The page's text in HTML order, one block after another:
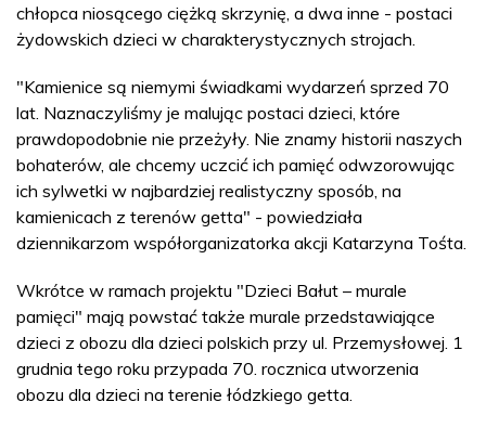
chłopca niosącego ciężką skrzynię, a dwa inne - postaci
żydowskich dzieci w charakterystycznych strojach.
"Kamienice są niemymi świadkami wydarzeń sprzed 70
lat. Naznaczyliśmy je malując postaci dzieci, które
prawdopodobnie nie przeżyły. Nie znamy historii naszych
bohaterów, ale chcemy uczcić ich pamięć odwzorowując
ich sylwetki w najbardziej realistyczny sposób, na
kamienicach z terenów getta" - powiedziała
dziennikarzom współorganizatorka akcji Katarzyna Tośta.
Wkrótce w ramach projektu "Dzieci Bałut – murale
pamięci" mają powstać także murale przedstawiające
dzieci z obozu dla dzieci polskich przy ul. Przemysłowej. 1
grudnia tego roku przypada 70. rocznica utworzenia
obozu dla dzieci na terenie łódzkiego getta.